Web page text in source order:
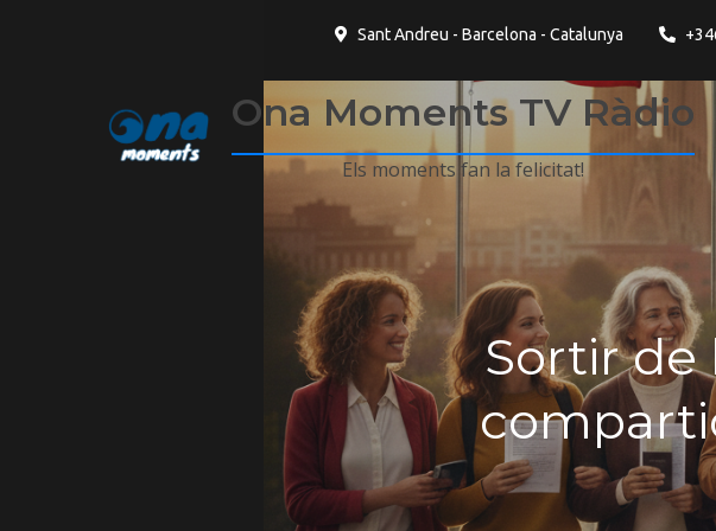
Sant Andreu - Barcelona - Catalunya
Ona Moments TV Ràdio
Els moments fan la felicitat!
Sortir de